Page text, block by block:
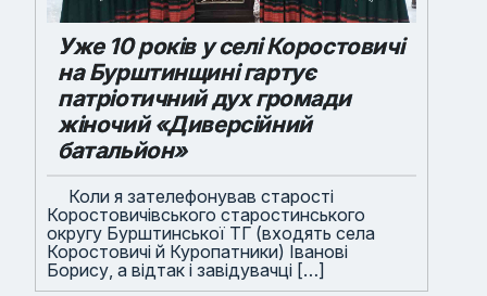
Уже 10 років у селі Коростовичі
на Бурштинщині гартує
патріотичний дух громади
жіночий «Диверсійний
батальйон»
Коли я зателефонував старості
Коростовичівського старостинського
округу Бурштинської ТГ (входять села
Коростовичі й Куропатники) Іванові
Борису, а відтак і завідувачці […]